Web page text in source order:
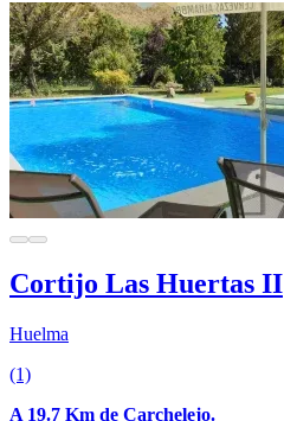
Cortijo Las Huertas II
Huelma
(1)
A 19.7 Km de Carchelejo.